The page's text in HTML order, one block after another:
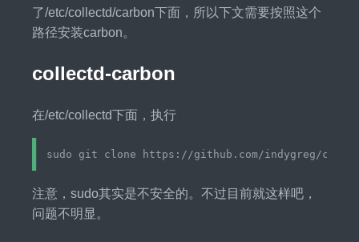
了/etc/collectd/carbon下面，所以下文需要按照这个
路径安装carbon。
collectd-carbon
在/etc/collectd下面，执行
注意，sudo其实是不安全的。不过目前就这样吧，
问题不明显。